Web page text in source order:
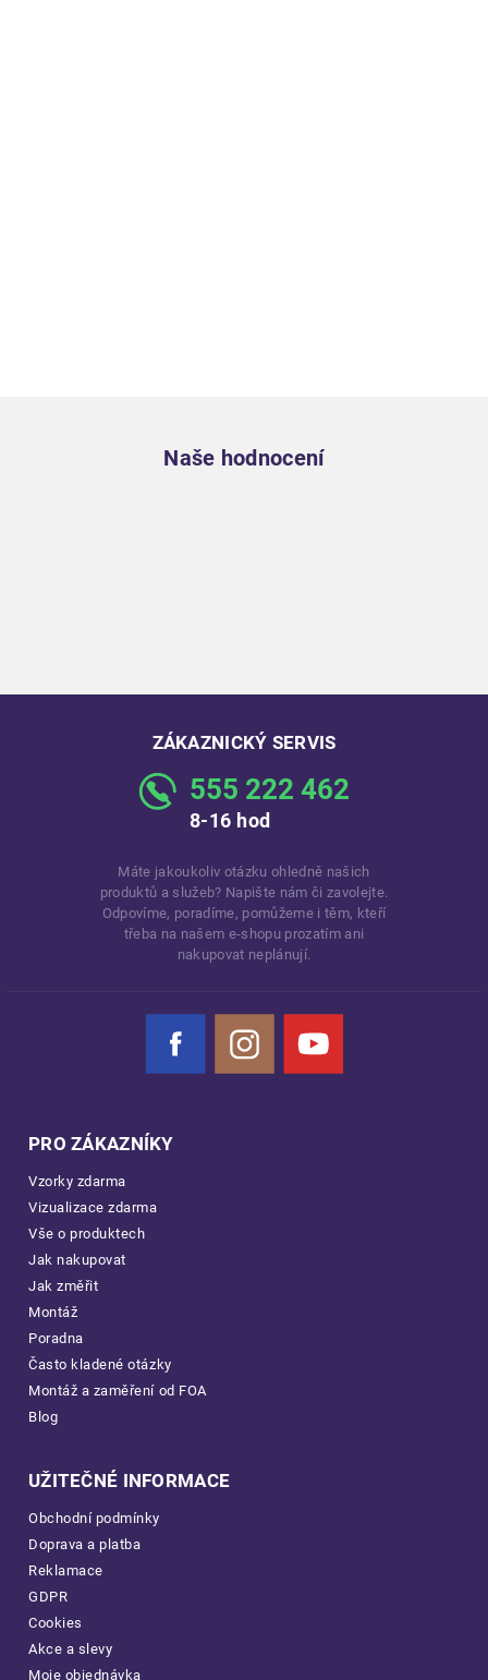
Naše hodnocení
ZÁKAZNICKÝ SERVIS
555 222 462
8-16 hod
Máte jakoukoliv otázku ohledně našich
produktů a služeb? Napište nám či zavolejte.
Odpovíme, poradíme, pomůžeme i těm, kteří
třeba na našem e-shopu prozatím ani
nakupovat neplánují.
Facebook Instagram YouTube
PRO ZÁKAZNÍKY
Vzorky zdarma
Vizualizace zdarma
Vše o produktech
Jak nakupovat
Jak změřit
Montáž
Poradna
Často kladené otázky
Montáž a zaměření od FOA
Blog
UŽITEČNÉ INFORMACE
Obchodní podmínky
Doprava a platba
Reklamace
GDPR
Cookies
Akce a slevy
Moje objednávka